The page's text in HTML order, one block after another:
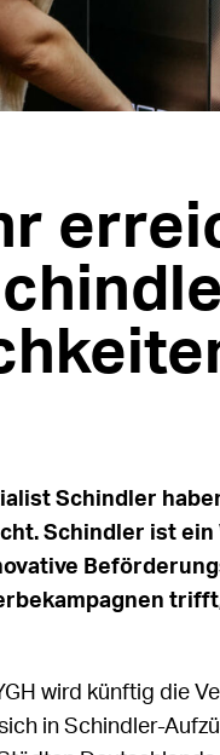
Schindler
Schindler ist
wird künftig die
in Schindler-